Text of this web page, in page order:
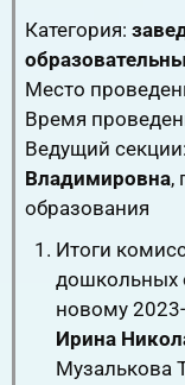
Категория:
Место
Время
Ведущий секции:
Владимировна,
образования
Итоги
дошкольных
новому
Ирина
Музалькова